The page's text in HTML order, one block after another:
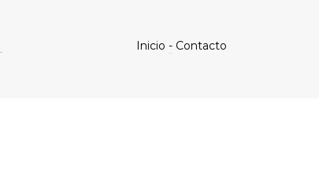
Inicio - Contacto